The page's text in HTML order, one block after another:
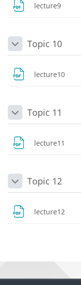
lecture9
DaraltTopic 10
lecture10
DaraltTopic 11
lecture11
DaraltTopic 12
lecture12